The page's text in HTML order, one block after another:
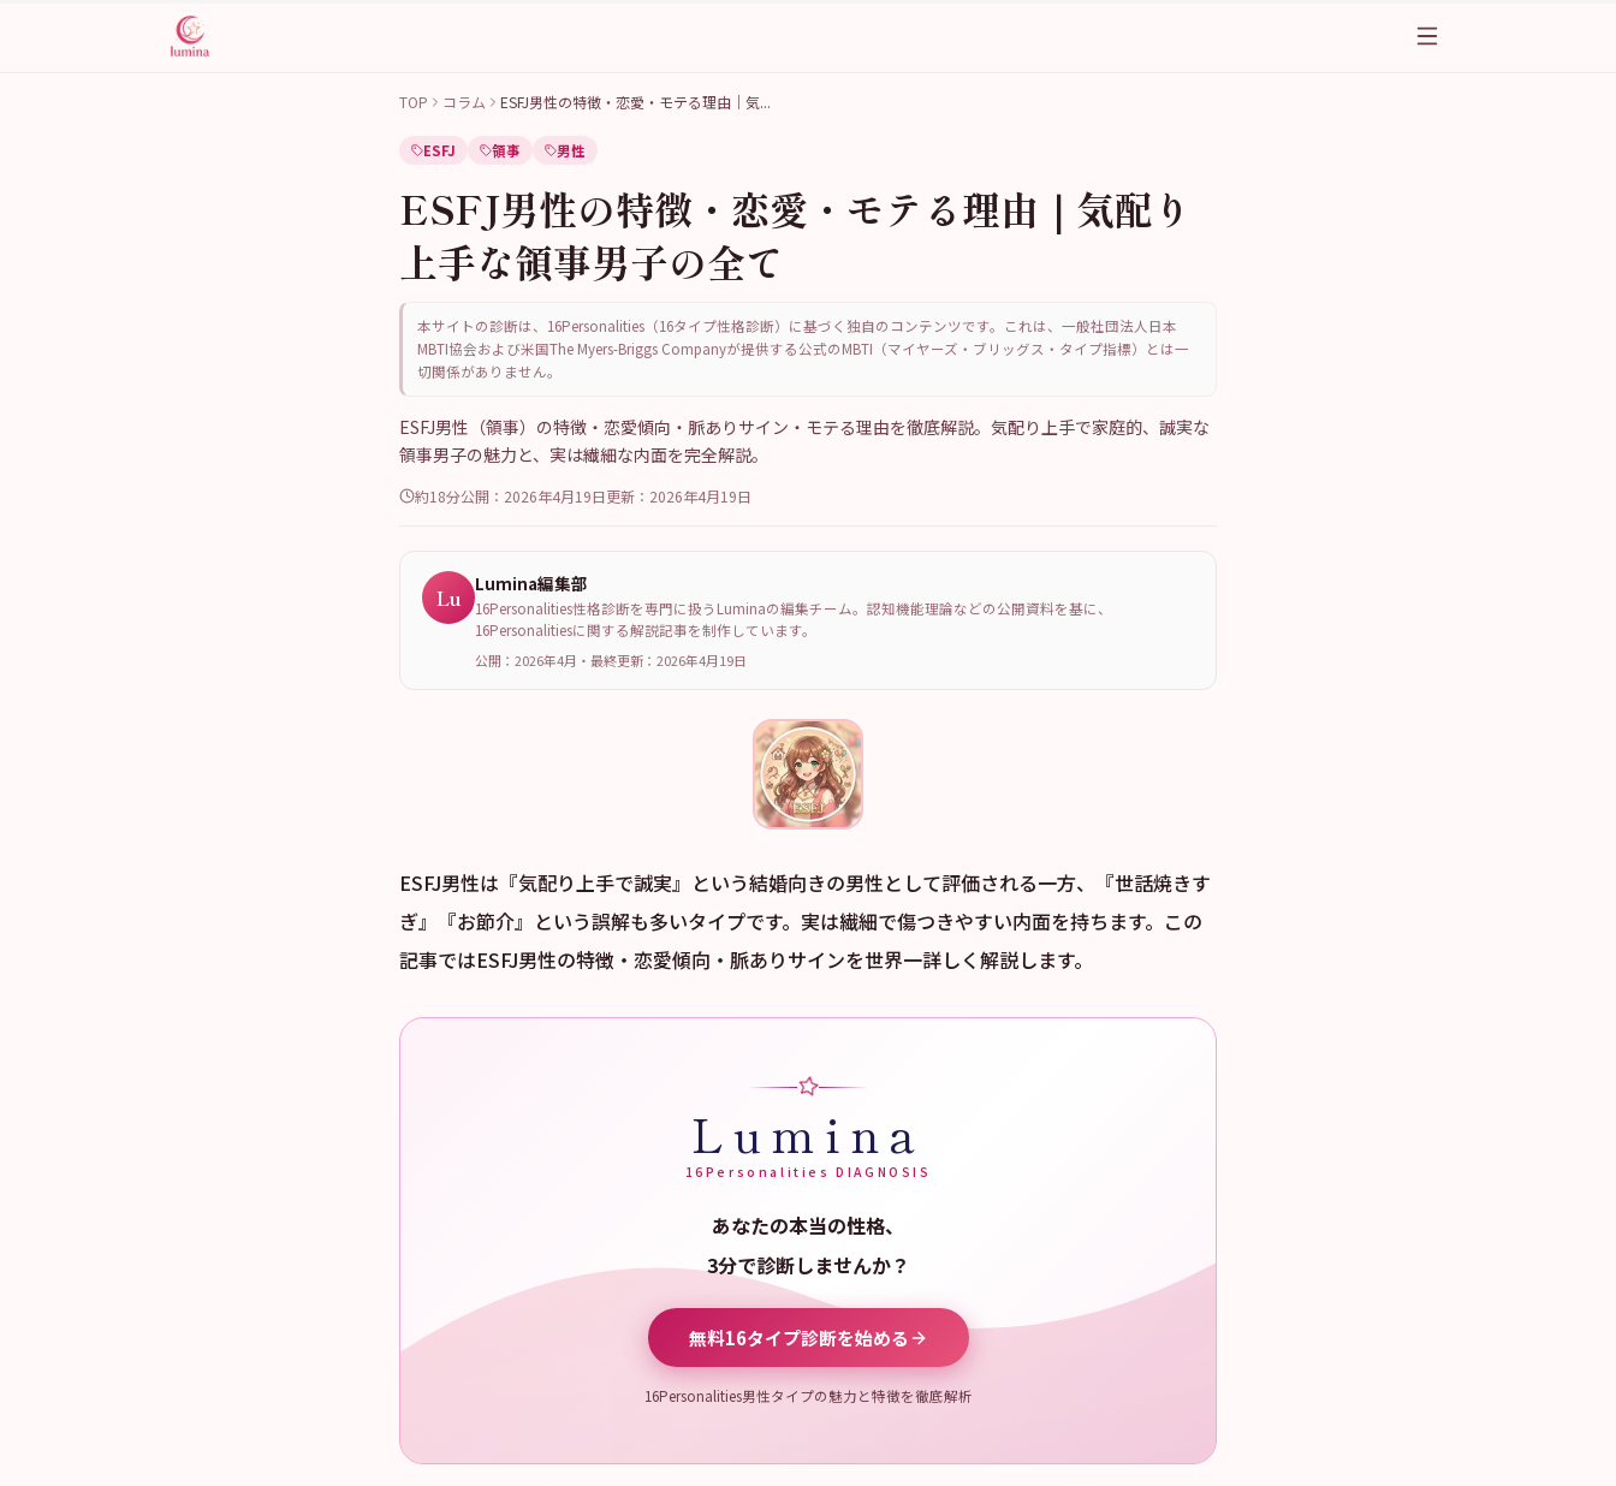
TOP コラム ESFJ男性の特徴・恋愛・モテる理由｜気...
ESFJ 領事 男性
ESFJ男性の特徴・恋愛・モテる理由｜気配り
上手な領事男子の全て
本サイトの診断は、16Personalities（16タイプ性格診断）に基づく独自のコンテンツです。これは、一般社団法人日本
MBTI協会および米国The Myers-Briggs Companyが提供する公式のMBTI（マイヤーズ・ブリッグス・タイプ指標）とは一
切関係がありません。
ESFJ男性（領事）の特徴・恋愛傾向・脈ありサイン・モテる理由を徹底解説。気配り上手で家庭的、誠実な
領事男子の魅力と、実は繊細な内面を完全解説。
約18分公開： 2026年4月19日更新： 2026年4月19日
Lu Lumina編集部
16Personalities性格診断を専門に扱うLuminaの編集チーム。認知機能理論などの公開資料を基に、
16Personalitiesに関する解説記事を制作しています。
公開：2026年4月 ・ 最終更新： 2026年4月19日
ESFJ男性は『気配り上手で誠実』という結婚向きの男性として評価される一方、『世話焼きす
ぎ』『お節介』という誤解も多いタイプです。実は繊細で傷つきやすい内面を持ちます。この
記事ではESFJ男性の特徴・恋愛傾向・脈ありサインを世界一詳しく解説します。
Lumina
16Personalities DIAGNOSIS
あなたの本当の性格、
3分で診断しませんか？
無料16タイプ診断を始める
16Personalities男性タイプの魅力と特徴を徹底解析